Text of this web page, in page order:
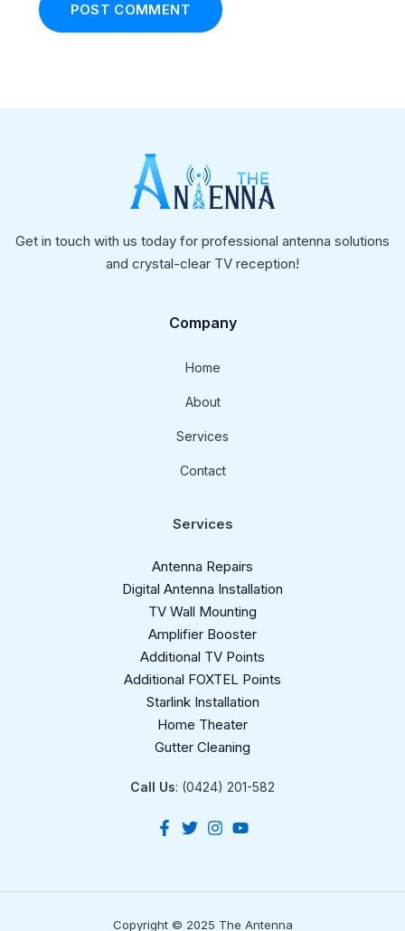
Get in touch with us today for professional antenna solutions
and crystal-clear TV reception!
Company
Home
About
Services
Contact
Services
Antenna Repairs
Digital Antenna Installation​
TV Wall Mounting
Amplifier Booster
Additional TV Points
Additional FOXTEL Points
Starlink Installation
Home Theater
Gutter Cleaning
Call Us: (0424) 201-582
Copyright © 2025 The Antenna